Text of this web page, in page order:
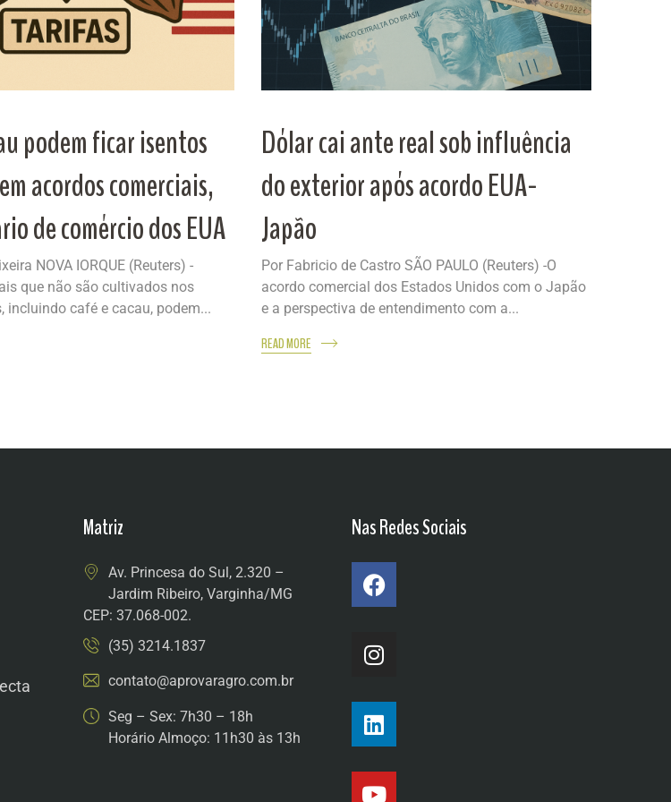
podem ficar isentos
acordos comerciais,
de comércio dos EUA
NOVA IORQUE (Reuters) -
que não são cultivados nos
incluindo café e cacau, podem...
Dólar cai ante real sob influência
do exterior após acordo EUA-
Japão
Por Fabricio de Castro SÃO PAULO (Reuters) -O
acordo comercial dos Estados Unidos com o Japão
e a perspectiva de entendimento com a...
READ MORE
Matriz
Av. Princesa do Sul, 2.320 –
Jardim Ribeiro, Varginha/MG
CEP: 37.068-002.
(35) 3214.1837
contato@aprovaragro.com.br
Seg – Sex: 7h30 – 18h
Horário Almoço: 11h30 às 13h
Nas Redes Sociais